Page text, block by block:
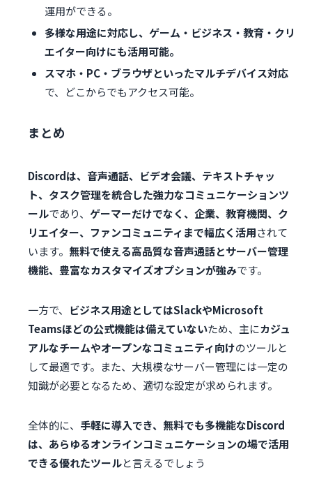
運用ができる。
多様な用途に対応し、ゲーム・ビジネス・教育・クリ
エイター向けにも活用可能。
スマホ・PC・ブラウザといったマルチデバイス対応
で、どこからでもアクセス可能。
まとめ
Discordは、音声通話、ビデオ会議、テキストチャッ
ト、タスク管理を統合した強力なコミュニケーションツ
ールであり、 ゲーマーだけでなく、企業、教育機関、ク
リエイター、ファンコミュニティまで幅広く活用されて
います。 無料で使える高品質な音声通話とサーバー管理
機能、豊富なカスタマイズオプションが強みです。
一方で、 ビジネス用途としてはSlackやMicrosoft
Teamsほどの公式機能は備えていないため、主にカジュ
アルなチームやオープンなコミュニティ向けのツールと
して最適です。また、大規模なサーバー管理には一定の
知識が必要となるため、適切な設定が求められます。
全体的に、 手軽に導入でき、無料でも多機能なDiscord
は、あらゆるオンラインコミュニケーションの場で活用
できる優れたツールと言えるでしょう